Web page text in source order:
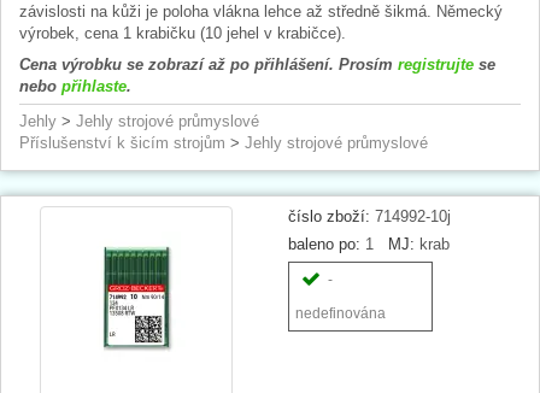
závislosti na kůži je poloha vlákna lehce až středně šikmá. Německý
výrobek, cena 1 krabičku (10 jehel v krabičce).
Cena výrobku se zobrazí až po přihlášení. Prosím registrujte se
nebo přihlaste.
Jehly > Jehly strojové průmyslové
Příslušenství k šicím strojům > Jehly strojové průmyslové
číslo zboží: 714992-10j
baleno po: 1 MJ: krab
-
nedefinována